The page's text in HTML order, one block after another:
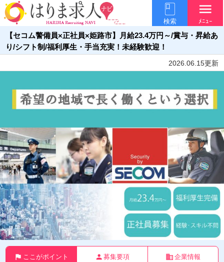
検索
menu
ﾒﾆｭｰ
【セコム警備員×正社員×姫路市】月給23.4万円～/賞与・昇給あ
り/シフト制/福利厚生・手当充実！未経験歓迎！
2026.06.15更新
flag ここがポイント person 募集要項 business 企業情報